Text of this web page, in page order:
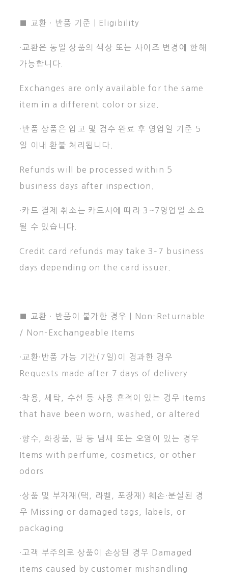
■ 교환 · 반품 기준 | Eligibility
·교환은 동일 상품의 색상 또는 사이즈 변경에 한해
가능합니다.
Exchanges are only available for the same
item in a different color or size.
·반품 상품은 입고 및 검수 완료 후 영업일 기준 5
일 이내 환불 처리됩니다.
Refunds will be processed within 5
business days after inspection.
·카드 결제 취소는 카드사에 따라 3~7영업일 소요
될 수 있습니다.
Credit card refunds may take 3–7 business
days depending on the card issuer.
■ 교환 · 반품이 불가한 경우 | Non-Returnable
/ Non-Exchangeable Items
·교환·반품 가능 기간(7일)이 경과한 경우
Requests made after 7 days of delivery
·착용, 세탁, 수선 등 사용 흔적이 있는 경우 Items
that have been worn, washed, or altered
·향수, 화장품, 땀 등 냄새 또는 오염이 있는 경우
Items with perfume, cosmetics, or other
odors
·상품 및 부자재(택, 라벨, 포장재) 훼손·분실된 경
우 Missing or damaged tags, labels, or
packaging
·고객 부주의로 상품이 손상된 경우 Damaged
items caused by customer mishandling